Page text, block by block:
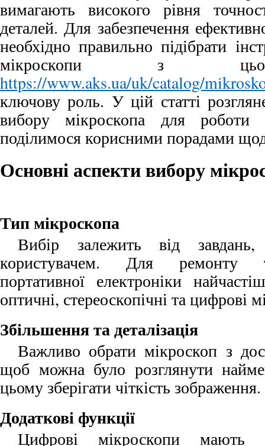
вимагають високого рівня
деталей. Для забезпечення
необхідно правильно підібрати
мікроскопи з
https://www.aks.ua/uk/catalog/
ключову роль. У цій статті
вибору мікроскопа для роботи
поділимося корисними порадами
Основні аспекти вибору
Тип мікроскопа
Вибір залежить від
користувачем. Для ремонту
портативної електроніки
оптичні, стереоскопічні та цифрові
Збільшення та деталізація
Важливо обрати мікроскоп з
щоб можна було розглянути
цьому зберігати чіткість зображення.
Додаткові функції
Цифрові мікроскопи мають